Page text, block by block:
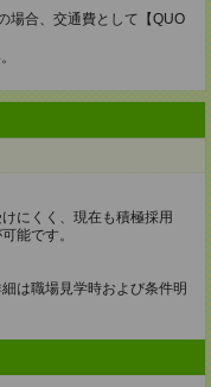
場合、交通費として【QUO
にくく、現在も積極採用
能です。
は職場見学時および条件明